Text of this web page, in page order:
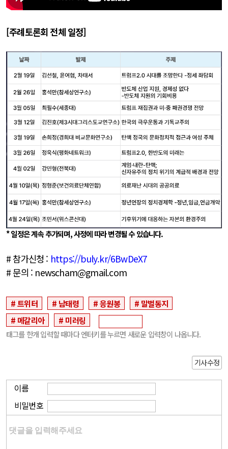
[주례토론회 전체 일정]
* 일정은 계속 추가되며, 사정에 따라 변경될 수 있습니다.
# 참가신청 : https://buly.kr/6BwDeX7
# 문의 : newscham@gmail.com
트위터 남태령 응원봉
말벌동지
메갈리아
미러링
태그를 한개 입력할 때마다 엔터키를 누르면 새로운 입력창이 나옵니다.
기사수정
이름
비밀번호